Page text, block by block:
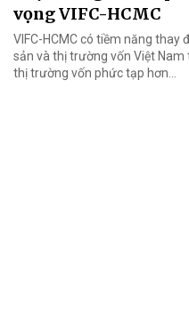
vọng VIFC-HCMC
VIFC-HCMC có tiềm năng
sản và thị trường vốn Việt Nam
thị trường vốn phức tạp hơn...